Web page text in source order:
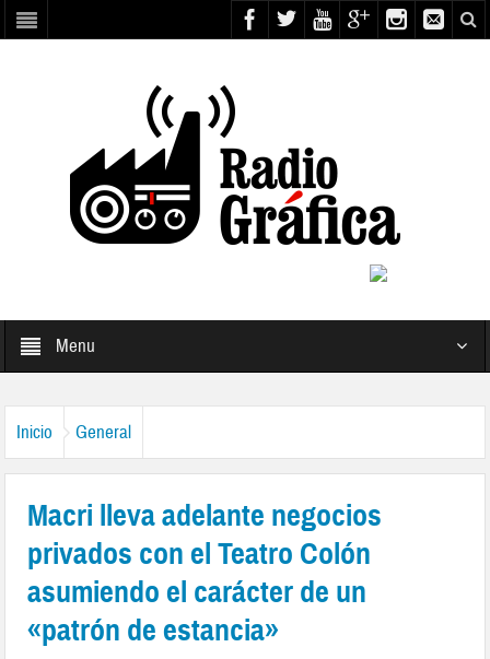
Menu
Inicio General
Macri lleva adelante negocios
privados con el Teatro Colón
asumiendo el carácter de un
«patrón de estancia»